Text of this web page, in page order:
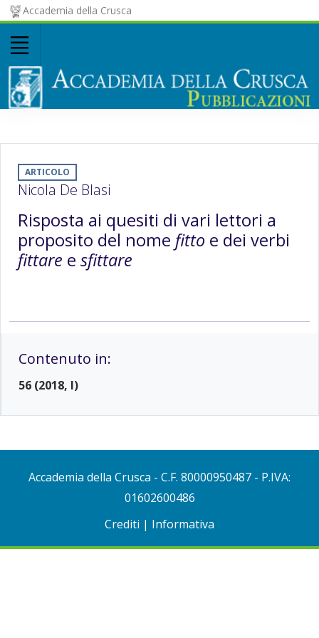
Accademia della Crusca
ARTICOLO
Nicola De Blasi
Risposta ai quesiti di vari lettori a
proposito del nome fitto e dei verbi
fittare e sfittare
Contenuto in:
56 (2018, I)
Accademia della Crusca - C.F. 80000950487 - P.IVA:
01602600486
Crediti | Informativa